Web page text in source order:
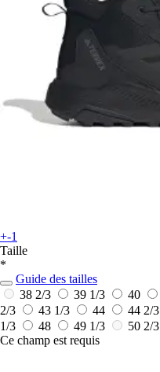
+-1
Taille
*
Guide des tailles
38 2/3
39 1/3 40
2/3
43 1/3 44 44 2/3
1/3
48 49 1/3
50 2/3
Ce champ est requis